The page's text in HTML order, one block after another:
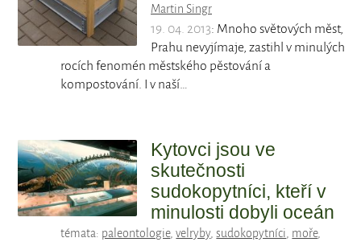
Martin Singr
19. 04. 2013: Mnoho světových měst,
Prahu nevyjímaje, zastihl v minulých
rocích fenomén městského pěstování a
kompostování. I v naší…
Kytovci jsou ve
skutečnosti
sudokopytníci, kteří v
minulosti dobyli oceán
témata: paleontologie,velryby,sudokopytníci, moře,